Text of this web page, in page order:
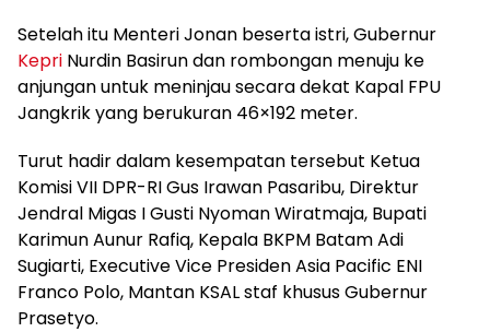
Setelah itu Menteri Jonan beserta istri, Gubernur
Kepri Nurdin Basirun dan rombongan menuju ke
anjungan untuk meninjau secara dekat Kapal FPU
Jangkrik yang berukuran 46×192 meter.
Turut hadir dalam kesempatan tersebut Ketua
Komisi VII DPR-RI Gus Irawan Pasaribu, Direktur
Jendral Migas I Gusti Nyoman Wiratmaja, Bupati
Karimun Aunur Rafiq, Kepala BKPM Batam Adi
Sugiarti, Executive Vice Presiden Asia Pacific ENI
Franco Polo, Mantan KSAL staf khusus Gubernur
Prasetyo.